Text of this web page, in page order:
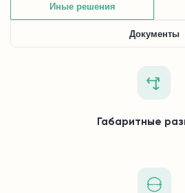
Иные решения
Документы
Габаритные